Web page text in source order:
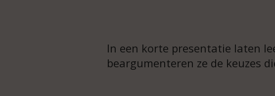
In een korte presentatie laten
beargumenteren ze de keuzes